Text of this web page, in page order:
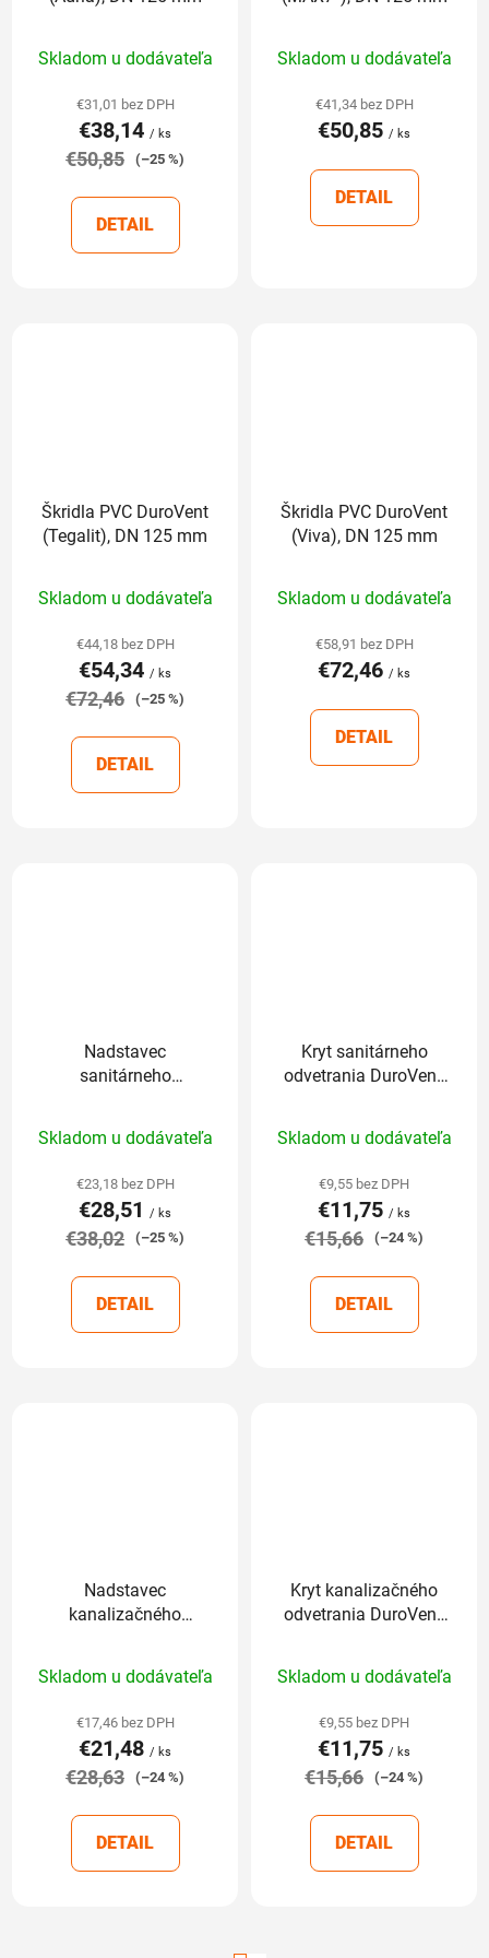
hodnotenie
produktu
je
5,0
5
hviezdičiek.
Skladom u dodávateľa
€31,01 bez DPH
€38,14 / ks
€50,85 (–25 %)
DETAIL
hodnotenie
produktu
je
z
Skladom u dodávateľa
€41,34 bez DPH
€50,85 / ks
DETAIL
Škridla PVC DuroVent
(Tegalit), DN 125 mm
hodnotenie
produktu
je
5,0
5
hviezdičiek.
Skladom u dodávateľa
€44,18 bez DPH
€54,34 / ks
€72,46 (–25 %)
DETAIL
Škridla PVC DuroVent
(Viva), DN 125 mm
hodnotenie
produktu
je
z
Skladom u dodávateľa
€58,91 bez DPH
€72,46 / ks
DETAIL
Nadstavec
sanitárneho
hodnotenie
produktu
je
5,0
5
hviezdičiek.
Skladom u dodávateľa
€23,18 bez DPH
€28,51 / ks
€38,02 (–25 %)
DETAIL
Kryt sanitárneho
odvetrania DuroVent,
hodnotenie
produktu
je
5,0
5
hviezdičiek.
Skladom u dodávateľa
€9,55 bez DPH
€11,75 / ks
€15,66 (–24 %)
DETAIL
Nadstavec
kanalizačného
hodnotenie
produktu
je
5,0
5
hviezdičiek.
Skladom u dodávateľa
€17,46 bez DPH
€21,48 / ks
€28,63 (–24 %)
DETAIL
Kryt kanalizačného
odvetrania DuroVent,
hodnotenie
produktu
je
5,0
5
hviezdičiek.
Skladom u dodávateľa
€9,55 bez DPH
€11,75 / ks
€15,66 (–24 %)
DETAIL